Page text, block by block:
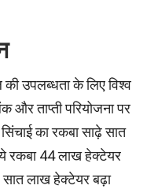
उपलब्धता के लिए विश्व
और ताप्ती परियोजना पर
का रकबा साढ़े सात
रकबा 44 लाख हेक्टेयर
सात लाख हेक्टेयर बढ़ा